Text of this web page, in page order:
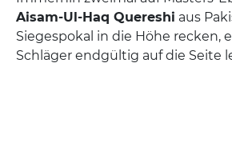
Aisam-Ul-Haq Quereshi aus
Siegespokal in die Höhe recken,
Schläger endgültig auf die Seite